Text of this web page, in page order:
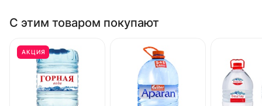
С этим товаром покупают
АКЦИЯ